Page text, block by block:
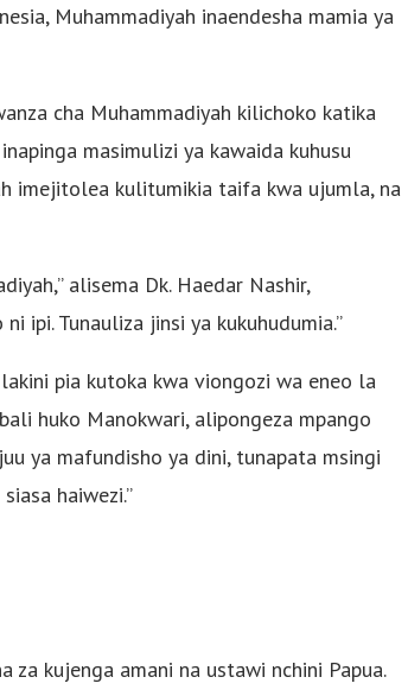
Muhammadiyah inaendesha mamia ya
cha Muhammadiyah kilichoko katika
masimulizi ya kawaida kuhusu
imejitolea kulitumikia taifa kwa ujumla, na
alisema Dk. Haedar Nashir,
ipi. Tunauliza jinsi ya kukuhudumia.”
pia kutoka kwa viongozi wa eneo la
huko Manokwari, alipongeza mpango
ya mafundisho ya dini, tunapata msingi
haiwezi.”
za kujenga amani na ustawi nchini Papua.